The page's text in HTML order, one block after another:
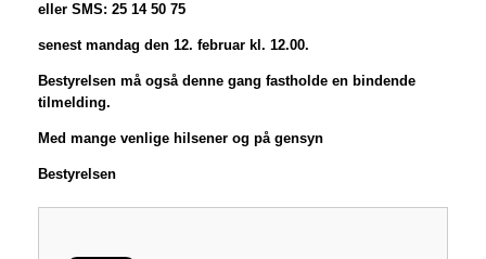
eller SMS: 25 14 50 75
senest mandag den 12. februar kl. 12.00.
Bestyrelsen må også denne gang fastholde en bindende
tilmelding.
Med mange venlige hilsener og på gensyn
Bestyrelsen